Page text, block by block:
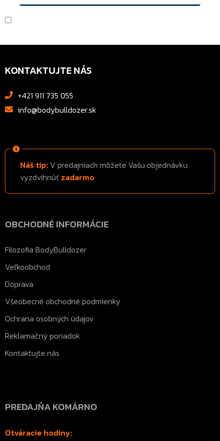
KONTAKTUJTE NÁS
+421 911 735 055
info@bodybulldozer.sk
Náš tip: V predajniach môžete Vašu objednávku
vyzdvihnúťzadarmo
OBCHODNÉ INFORMÁCIE
Filozofia BodyBulldozer
Veľkoobchod
Doprava
Všeobecné obchodné podmienky
Ochrana osobných údajov
Reklamačný poriadok
Kontaktujte nás
PREDAJŇA KOMÁRNO
Otváracie hodiny: